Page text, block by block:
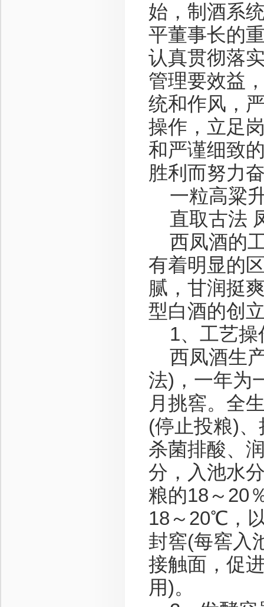
始，制酒系
平董事长的
认真贯彻落
管理要效益
统和作风，
操作，立足
和严谨细致
胜利而努力
一粒高粱
直取古法
西凤酒的
有着明显的
腻，甘润挺
型白酒的创
1、工艺操
西凤酒生
法)，一年为
月挑窖。全
(停止投粮)
杀菌排酸、
分，入池水
粮的18～20
18～20℃，
封窖(每窖入
接触面，促
用)。